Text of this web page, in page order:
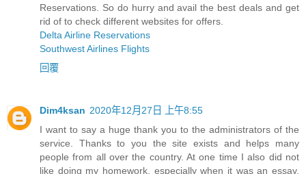
Reservations. So do hurry and avail the best deals and get
rid of to check different websites for offers.
Delta Airline Reservations
Southwest Airlines Flights
回覆
Dim4ksan 2020年12月27日 上午8:55
I want to say a huge thank you to the administrators of the
service. Thanks to you the site exists and helps many
people from all over the country. At one time I also did not
like doing my homework, especially when it was an essay.